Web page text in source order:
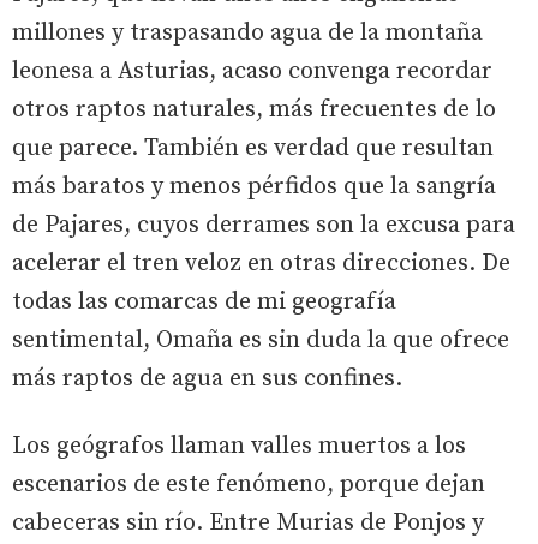
millones y traspasando agua de la montaña
leonesa a Asturias, acaso convenga recordar
otros raptos naturales, más frecuentes de lo
que parece. También es verdad que resultan
más baratos y menos pérfidos que la sangría
de Pajares, cuyos derrames son la excusa para
acelerar el tren veloz en otras direcciones. De
todas las comarcas de mi geografía
sentimental, Omaña es sin duda la que ofrece
más raptos de agua en sus confines.
Los geógrafos llaman valles muertos a los
escenarios de este fenómeno, porque dejan
cabeceras sin río. Entre Murias de Ponjos y